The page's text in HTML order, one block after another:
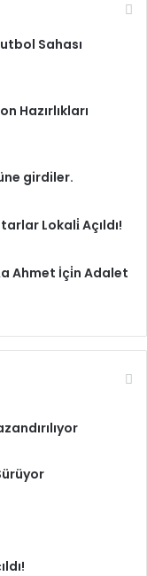
Sahası
Hazırlıkları
girdiler.
Lokali̇ Açıldı!
Ahmet İçi̇n Adalet